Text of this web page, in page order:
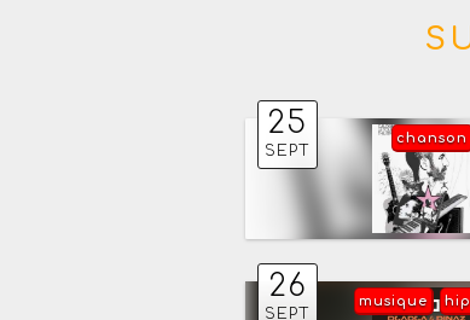
25
SEPT
chanson
26
SEPT
musique